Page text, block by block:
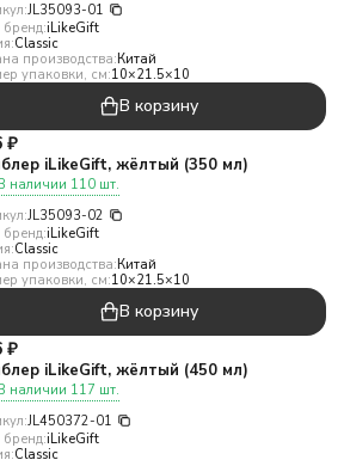
JL35093-01
iLikeGift
Classic
производства:Китай
упаковки, см:10×21.5×10
В корзину
₽
iLikeGift, жёлтый (350 мл)
наличии 110 шт.
JL35093-02
iLikeGift
Classic
производства:Китай
упаковки, см:10×21.5×10
В корзину
₽
iLikeGift, жёлтый (450 мл)
наличии 117 шт.
JL450372-01
iLikeGift
Classic